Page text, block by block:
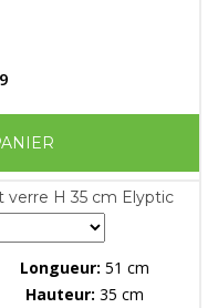
verre H 35 cm Elyptic
Longueur: 51 cm
Hauteur: 35 cm